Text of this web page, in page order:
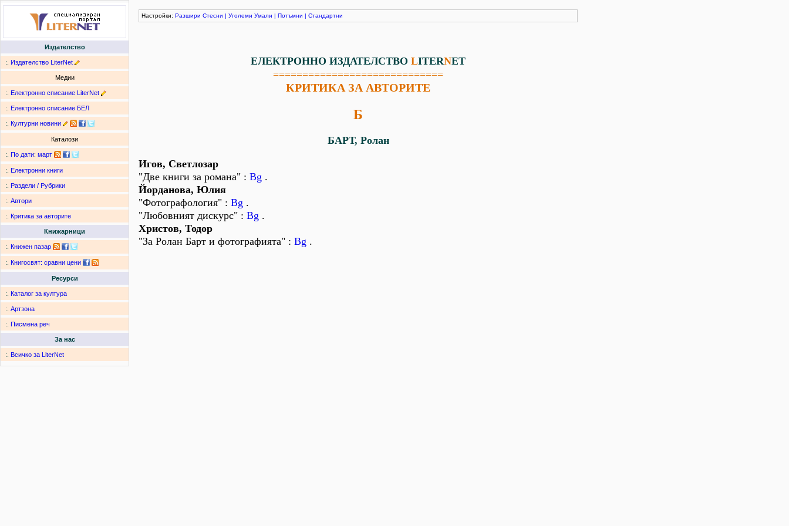
Издателство
:. Издателство LiterNet
Медии
:. Електронно списание LiterNet
:. Електронно списание БЕЛ
:. Културни новини
Каталози
:. По дати: март
:. Електронни книги
:. Раздели / Рубрики
:. Автори
:. Критика за авторите
Книжарници
:. Книжен пазар
:. Книгосвят: сравни цени
Ресурси
:. Каталог за култура
:. Артзона
:. Писмена реч
За нас
:. Всичко за LiterNet
Настройки: Разшири Стесни | Уголеми Умали | Потъмни | Стандартни
ЕЛЕКТРОННО ИЗДАТЕЛСТВО LITERNET
=============================
КРИТИКА ЗА АВТОРИТЕ
Б
БАРТ, Ролан
Игов, Светлозар
"Две книги за романа" : Bg .
Йорданова, Юлия
"Фотографология" : Bg .
"Любовният дискурс" : Bg .
Христов, Тодор
"За Ролан Барт и фотографията" : Bg .